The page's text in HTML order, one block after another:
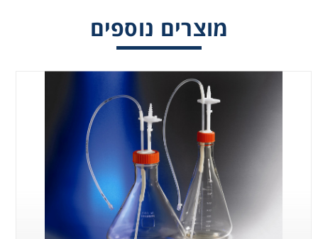
מוצרים נוספים
Liquid Handling
Reagents & Kits
Consumables